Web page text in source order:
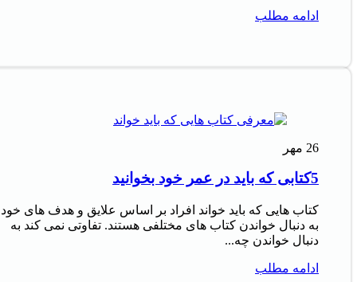
ادامه مطلب
26 مهر
5کتابی که باید در عمر خود بخوانید
کتاب‌ هایی که باید خواند افراد بر اساس علایق و هدف‌ های خود
به دنبال خواندن کتاب‌ های مختلفی هستند. تفاوتی نمی‌ کند به
دنبال خواندن چه...
ادامه مطلب